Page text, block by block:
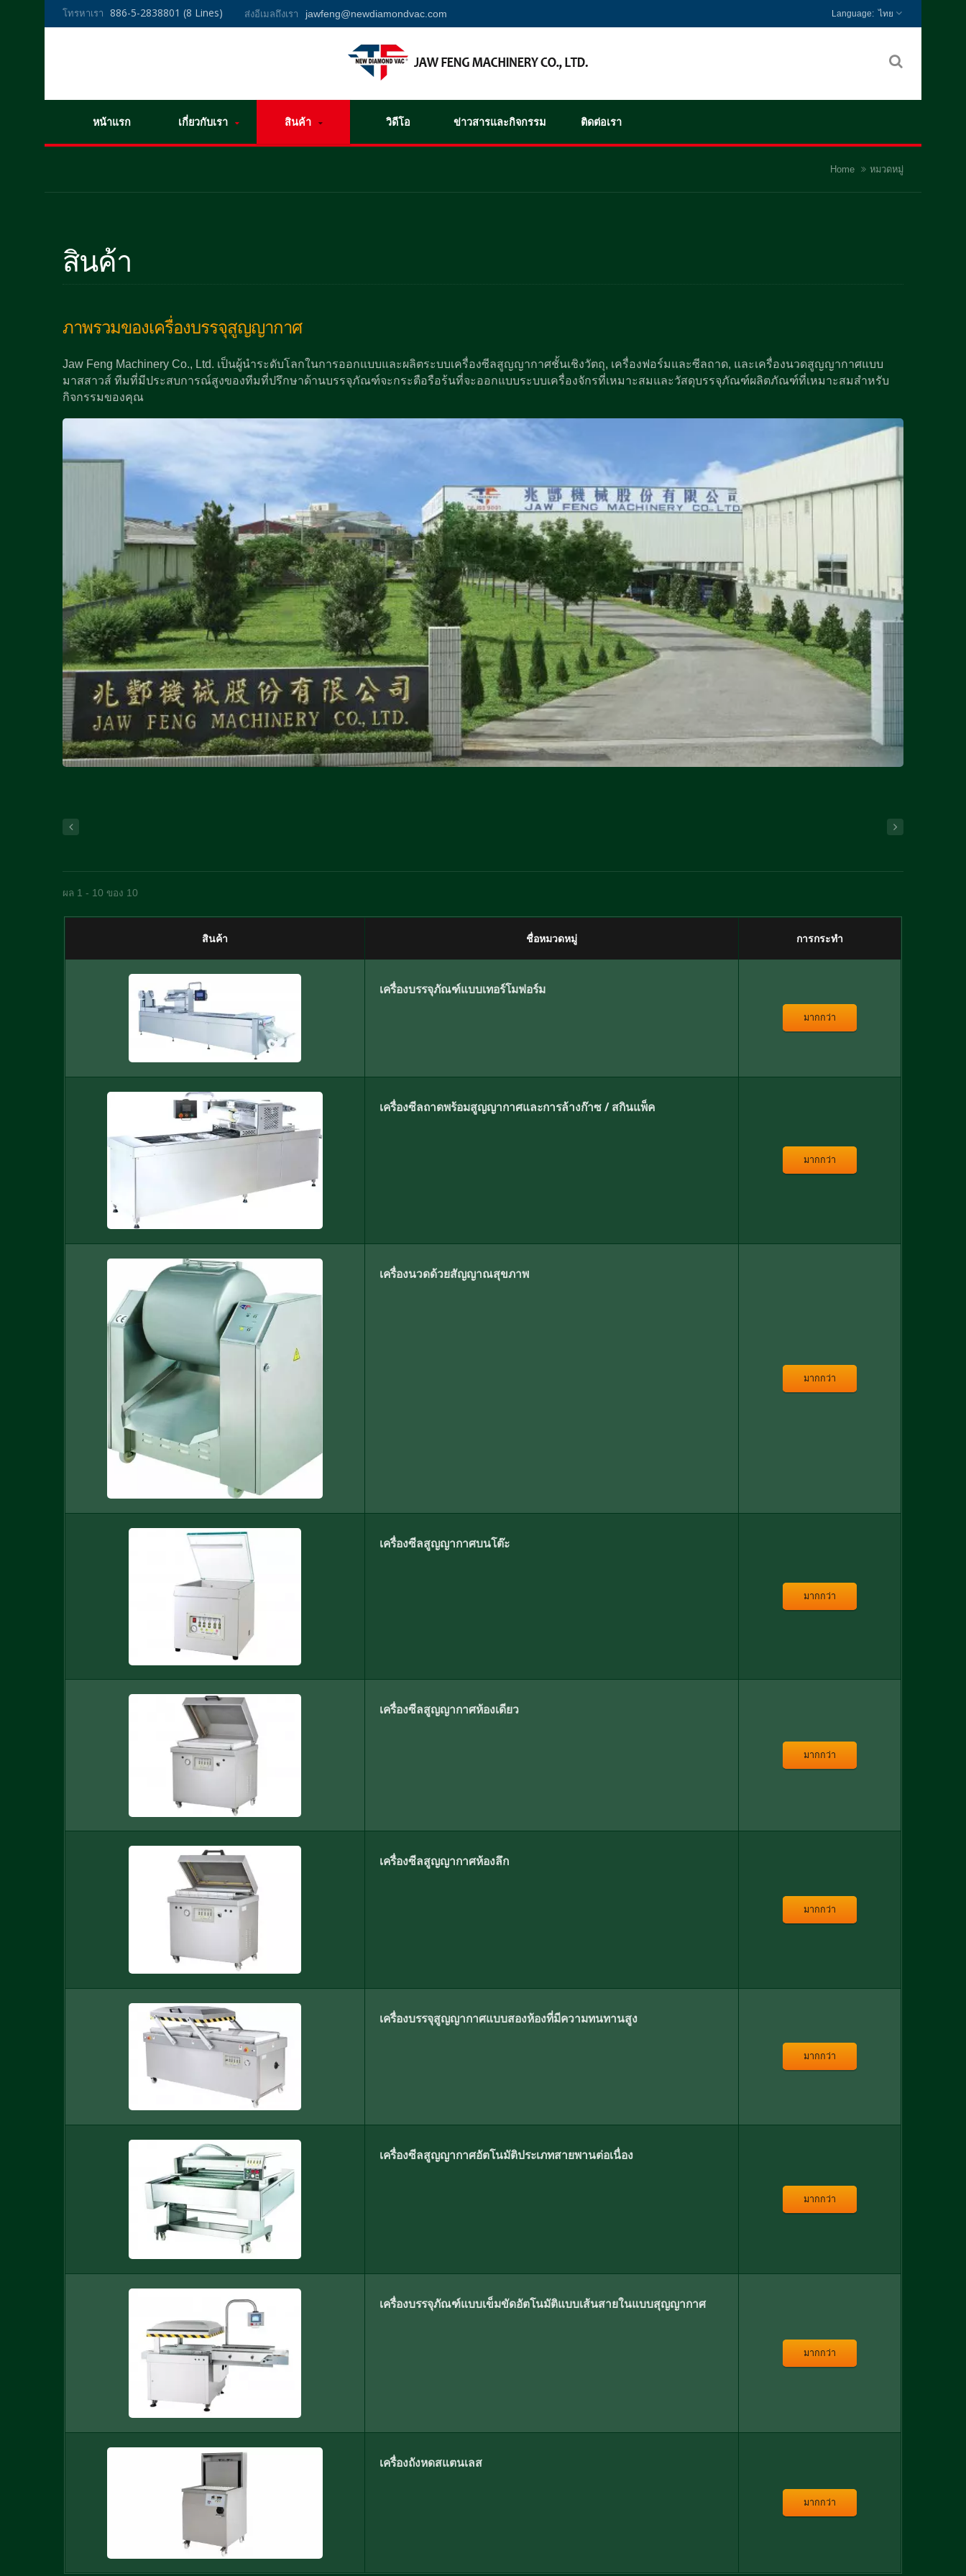
โทรหาเรา 886-5-2838801 (8 Lines) ส่งอีเมลถึงเรา jawfeng@newdiamondvac.com ไทย
หน้าแรก เกี่ยวกับเรา สินค้า วิดีโอ ข่าวสารและกิจกรรม ติดต่อเรา
Home หมวดหมู่
สินค้า
ภาพรวมของเครื่องบรรจุสูญญากาศ
Jaw Feng Machinery Co., Ltd. เป็นผู้นำระดับโลกในการออกแบบและผลิตระบบเครื่องซีลสูญญากาศชั้นเชิงวัตถุ, เครื่องฟอร์มและซีลถาด, และเครื่องนวดสูญญากาศแบบ
มาสสาวส์ ทีมที่มีประสบการณ์สูงของทีมที่ปรึกษาด้านบรรจุภัณฑ์จะกระตือรือร้นที่จะออกแบบระบบเครื่องจักรที่เหมาะสมและวัสดุบรรจุภัณฑ์ผลิตภัณฑ์ที่เหมาะสมสำหรับ
กิจกรรมของคุณ
ผล 1 - 10 ของ 10
สินค้า ชื่อหมวดหมู่ การกระทำ
เครื่องบรรจุภัณฑ์แบบเทอร์โมฟอร์ม
มากกว่า
เครื่องซีลถาดพร้อมสูญญากาศและการล้างก๊าซ / สกินแพ็ค
มากกว่า
เครื่องนวดด้วยสัญญาณสุขภาพ
มากกว่า
เครื่องซีลสูญญากาศบนโต๊ะ
มากกว่า
เครื่องซีลสูญญากาศห้องเดียว
มากกว่า
เครื่องซีลสูญญากาศห้องลึก
มากกว่า
เครื่องบรรจุสูญญากาศแบบสองห้องที่มีความทนทานสูง
มากกว่า
เครื่องซีลสูญญากาศอัตโนมัติประเภทสายพานต่อเนื่อง
มากกว่า
เครื่องบรรจุภัณฑ์แบบเข็มขัดอัตโนมัติแบบเส้นสายในแบบสุญญากาศ
มากกว่า
เครื่องถังหดสแตนเลส
มากกว่า